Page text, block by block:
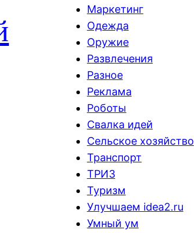
Маркетинг
Одежда
Оружие
Развлечения
Разное
Реклама
Роботы
Свалка идей
Сельское хозяйство
Транспорт
ТРИЗ
Туризм
Улучшаем idea2.ru
Умный ум